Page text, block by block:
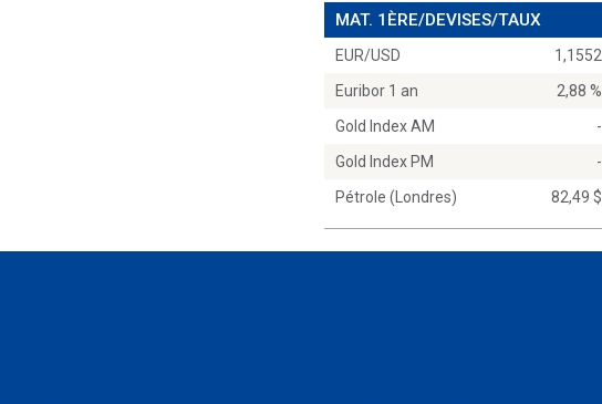
MAT. 1ÈRE/DEVISES/TAUX
EUR/USD 1,1552
Euribor 1 an
2,88 %
Gold Index AM
-
Gold Index PM
-
Pétrole (Londres)
82,49 $